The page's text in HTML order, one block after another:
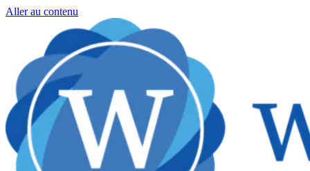
Aller au contenu